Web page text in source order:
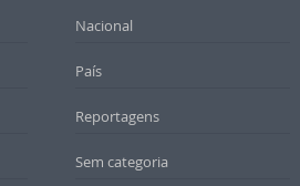
Nacional
País
Reportagens
Sem categoria